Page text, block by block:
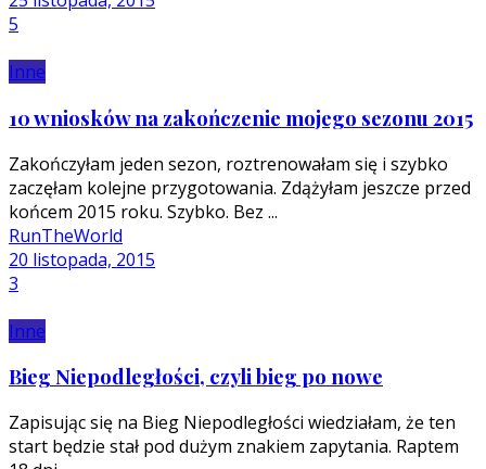
5
Inne
10 wniosków na zakończenie mojego sezonu 2015
Zakończyłam jeden sezon, roztrenowałam się i szybko
zaczęłam kolejne przygotowania. Zdążyłam jeszcze przed
końcem 2015 roku. Szybko. Bez ...
RunTheWorld
20 listopada, 2015
3
Inne
Bieg Niepodległości, czyli bieg po nowe
Zapisując się na Bieg Niepodległości wiedziałam, że ten
start będzie stał pod dużym znakiem zapytania. Raptem